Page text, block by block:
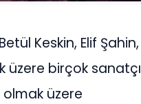
Keskin, Elif Şahin,
üzere birçok sanatçı
olmak üzere